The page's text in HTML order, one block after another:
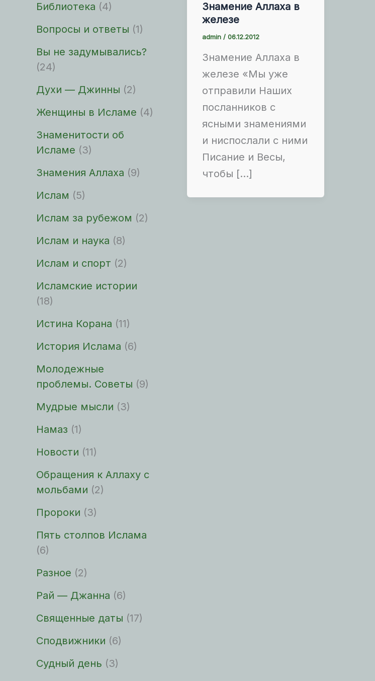
Библиотека (4)
Вопросы и ответы (1)
Вы не задумывались?
(24)
Духи — Джинны (2)
Женщины в Исламе (4)
Знаменитости об
Исламе (3)
Знамения Аллаха (9)
Ислам (5)
Ислам за рубежом (2)
Ислам и наука (8)
Ислам и спорт (2)
Исламские истории
(18)
Истина Корана (11)
История Ислама (6)
Молодежные
проблемы. Советы (9)
Мудрые мысли (3)
Намаз (1)
Новости (11)
Обращения к Аллаху с
мольбами (2)
Пророки (3)
Пять столпов Ислама
(6)
Разное (2)
Рай — Джанна (6)
Священные даты (17)
Сподвижники (6)
Судный день (3)
Знамение Аллаха в
железе
admin / 06.12.2012
Знамение Аллаха в
железе «Мы уже
отправили Наших
посланников с
ясными знамениями
и ниспослали с ними
Писание и Весы,
чтобы […]